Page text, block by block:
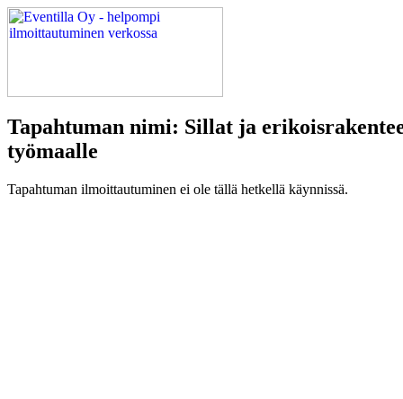
Tapahtuman nimi: Sillat ja
työmaalle
Tapahtuman ilmoittautuminen ei ole tällä hetkellä käynnissä.